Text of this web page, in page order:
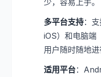
少，容易上手。
多平台支持：
iOS）和电脑端
用户随时随地进
适用平台：